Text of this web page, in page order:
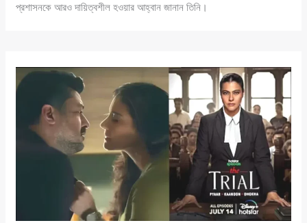
প্রশাসনকে আরও দায়িত্বশীল হওয়ার আহ্বান জানান তিনি।